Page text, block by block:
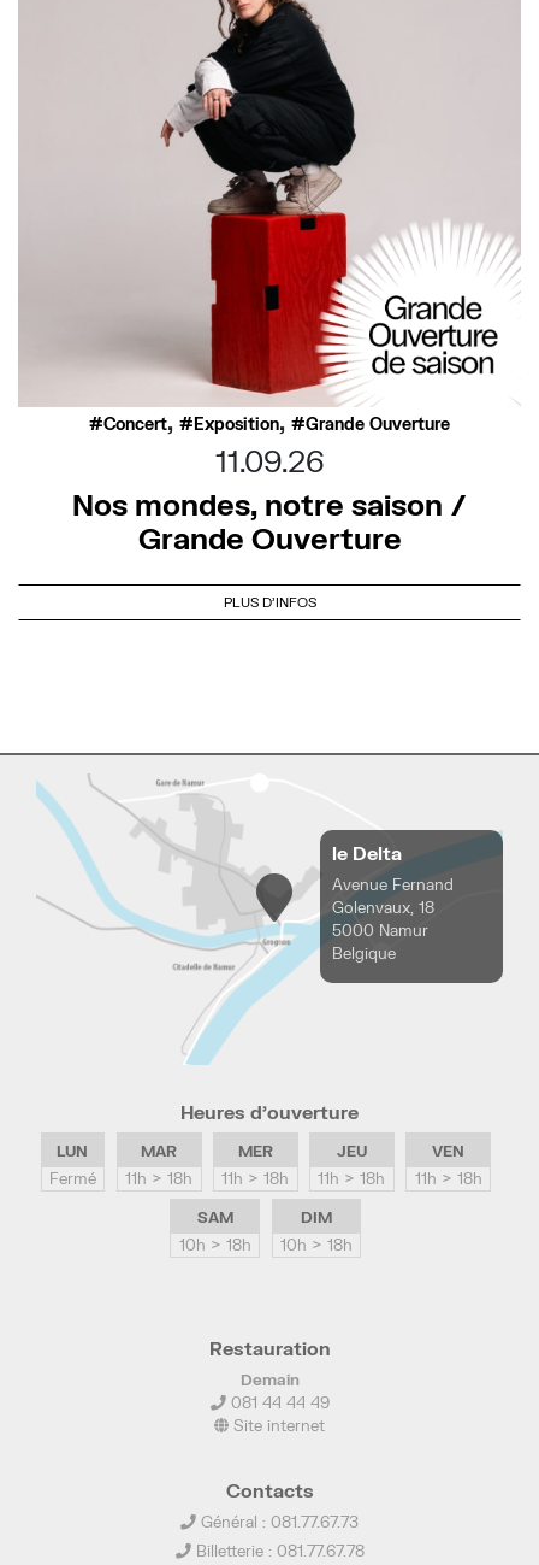
Concert, Exposition, Grande Ouverture
11.09.26
Nos mondes, notre saison /
Grande Ouverture
PLUS D'INFOS
le Delta
Avenue Fernand
Golenvaux, 18
5000 Namur
Belgique
Heures d’ouverture
LUN
Fermé
MAR
11h > 18h
MER
11h > 18h
JEU
11h > 18h
VEN
11h > 18h
SAM
10h > 18h
DIM
10h > 18h
Restauration
Demain
081 44 44 49
Site internet
Contacts
Général : 081.77.67.73
Billetterie : 081.77.67.78